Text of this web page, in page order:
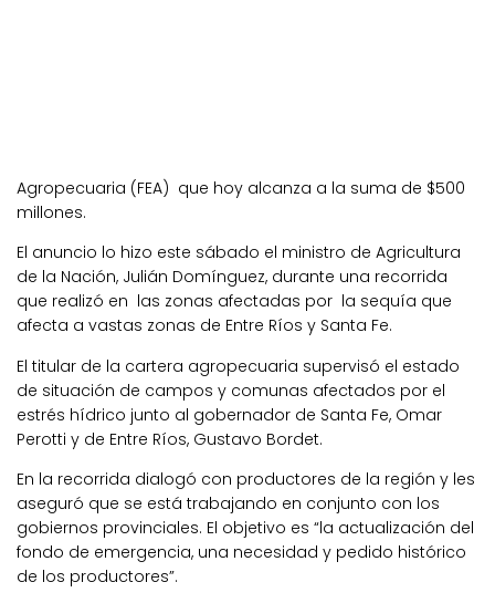
Agropecuaria (FEA) que hoy alcanza a la suma de $500
millones.
El anuncio lo hizo este sábado el ministro de Agricultura
de la Nación, Julián Domínguez, durante una recorrida
que realizó en las zonas afectadas por la sequía que
afecta a vastas zonas de Entre Ríos y Santa Fe.
El titular de la cartera agropecuaria supervisó el estado
de situación de campos y comunas afectados por el
estrés hídrico junto al gobernador de Santa Fe, Omar
Perotti y de Entre Ríos, Gustavo Bordet.
En la recorrida dialogó con productores de la región y les
aseguró que se está trabajando en conjunto con los
gobiernos provinciales. El objetivo es “la actualización del
fondo de emergencia, una necesidad y pedido histórico
de los productores”.